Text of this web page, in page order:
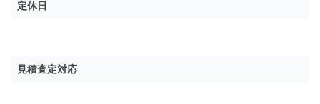
定休日
見積査定対応